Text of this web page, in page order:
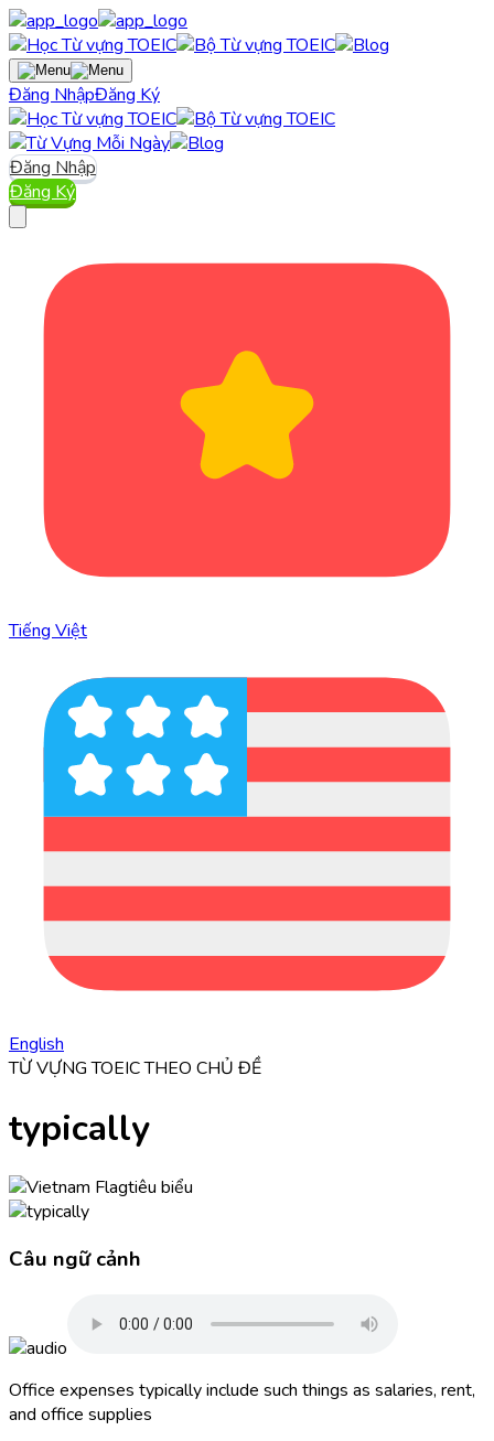
Đăng NhậpĐăng Ký
Đăng Nhập
Đăng Ký
Tiếng Việt
English
TỪ VỰNG TOEIC THEO CHỦ ĐỀ
typically
tiêu biểu
Câu ngữ cảnh
Office expenses typicallyinclude such things as salaries, rent,
and office supplies